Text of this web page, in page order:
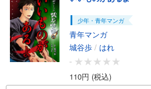
少年・青年マンガ
青年マンガ
城谷歩 / はれ
-
110円 (税込)